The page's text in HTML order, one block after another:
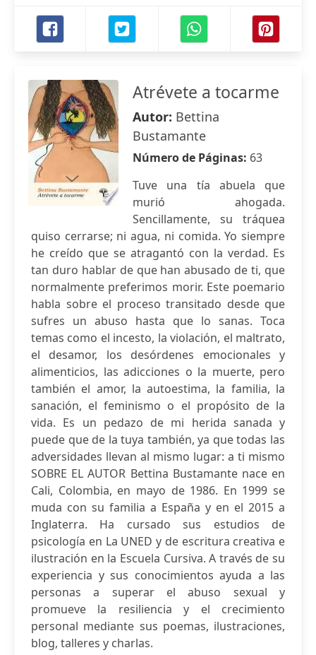
Atrévete a tocarme
Autor: Bettina
Bustamante
Número de Páginas: 63
Tuve una tía abuela que
murió ahogada.
Sencillamente, su tráquea
quiso cerrarse; ni agua, ni comida. Yo siempre
he creído que se atragantó con la verdad. Es
tan duro hablar de que han abusado de ti, que
normalmente preferimos morir. Este poemario
habla sobre el proceso transitado desde que
sufres un abuso hasta que lo sanas. Toca
temas como el incesto, la violación, el maltrato,
el desamor, los desórdenes emocionales y
alimenticios, las adicciones o la muerte, pero
también el amor, la autoestima, la familia, la
sanación, el feminismo o el propósito de la
vida. Es un pedazo de mi herida sanada y
puede que de la tuya también, ya que todas las
adversidades llevan al mismo lugar: a ti mismo
SOBRE EL AUTOR Bettina Bustamante nace en
Cali, Colombia, en mayo de 1986. En 1999 se
muda con su familia a España y en el 2015 a
Inglaterra. Ha cursado sus estudios de
psicología en La UNED y de escritura creativa e
ilustración en la Escuela Cursiva. A través de su
experiencia y sus conocimientos ayuda a las
personas a superar el abuso sexual y
promueve la resiliencia y el crecimiento
personal mediante sus poemas, ilustraciones,
blog, talleres y charlas.